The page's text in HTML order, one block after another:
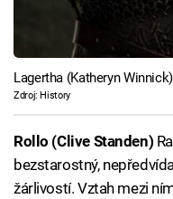
Lagertha (Katheryn Winnick)
Zdroj: History
Rollo (Clive Standen)
bezstarostný,
žárlivostí. Vztah mezi